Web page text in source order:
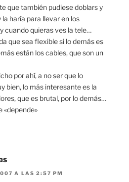
que también pudiese doblars y
la haría para llevar en los
cuando quieras ves la tele…
que sea flexible si lo demás es
están los cables, que son un
por ahí, a no ser que lo
bien, lo más interesante es la
que es brutal, por lo demás…
«depende»
A LAS 2:57 PM